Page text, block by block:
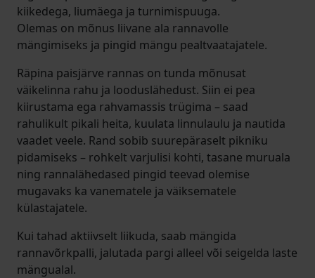
kiikedega, liumäega ja turnimispuuga.
Olemas on mõnus liivane ala rannavolle
mängimiseks ja pingid mängu pealtvaatajatele.
Räpina paisjärve rannas on tunda mõnusat
väikelinna rahu ja looduslähedust. Siin ei pea
kiirustama ega rahvamassis trügima – saad
rahulikult pikali heita, kuulata linnulaulu ja nautida
vaadet veele. Rand sobib suurepäraselt pikniku
pidamiseks – rohkelt varjulisi kohti, tasane muruala
ning rannalähedased pingid teevad olemise
mugavaks ka vanematele ja väiksematele
külastajatele.
Kui tahad aktiivselt liikuda, saab mängida
rannavõrkpalli, jalutada pargi alleel või seigelda laste
mängualal.